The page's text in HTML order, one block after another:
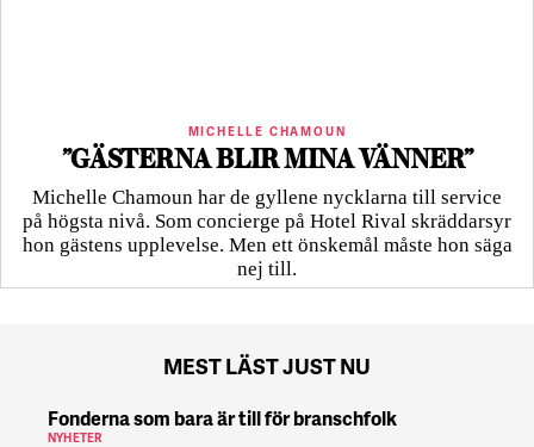
MICHELLE CHAMOUN
”GÄSTERNA BLIR MINA VÄNNER”
Michelle Chamoun har de gyllene nycklarna till service
på högsta nivå. Som concierge på Hotel Rival skräddarsyr
hon gästens upp­levelse. Men ett önskemål måste hon säga
nej till.
MEST LÄST JUST NU
Fonderna som bara är till för branschfolk
NYHETER